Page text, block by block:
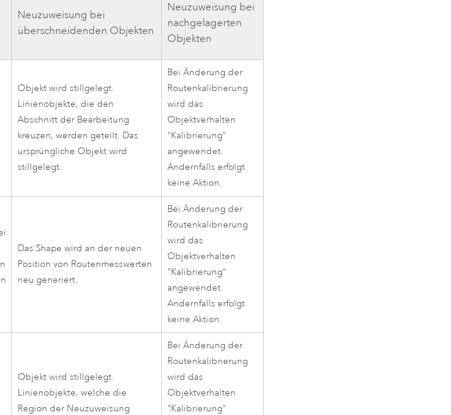
Neuzuweisung bei
überschneidenden Objekten
Neuzuweisung bei
nachgelagerten
Objekten
Objekt wird stillgelegt.
Linienobjekte, die den
Abschnitt der Bearbeitung
kreuzen, werden geteilt. Das
ursprüngliche Objekt wird
stillgelegt.
Bei Änderung der
Routenkalibrierung
wird das
Objektverhalten
"Kalibrierung"
angewendet.
Andernfalls erfolgt
keine Aktion.
Das Shape wird an der neuen
Position von Routenmesswerten
neu generiert.
Bei Änderung der
Routenkalibrierung
wird das
Objektverhalten
"Kalibrierung"
angewendet.
Andernfalls erfolgt
keine Aktion.
Objekt wird stillgelegt.
Linienobjekte, welche die
Region der Neuzuweisung
Bei Änderung der
Routenkalibrierung
wird das
Objektverhalten
"Kalibrierung"